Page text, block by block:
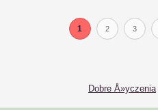
1 2 3
Dobre Å»yczenia